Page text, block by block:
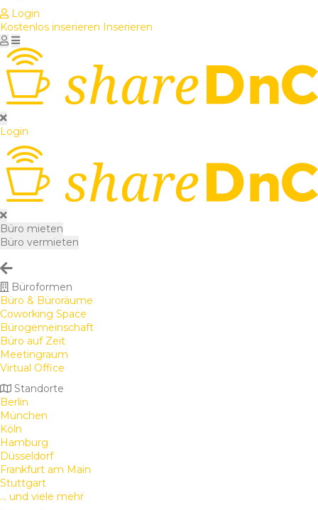
Login
Kostenlos inserieren Inserieren
Login
Büro mieten
Büro vermieten
Büroformen
Büro & Büroräume
Coworking Space
Bürogemeinschaft
Büro auf Zeit
Meetingraum
Virtual Office
Standorte
Berlin
München
Köln
Hamburg
Düsseldorf
Frankfurt am Main
Stuttgart
... und viele mehr